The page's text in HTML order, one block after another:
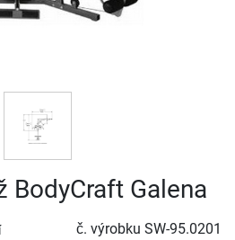
BodyCraft Galena
č. výrobku SW-95.0201